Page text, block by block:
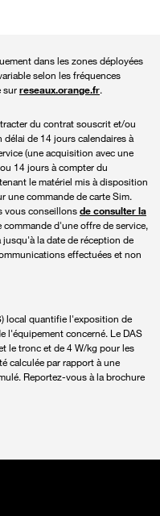
dans les zones déployées
selon les fréquences
surreseaux.orange.fr.
du contrat souscrit et/ou
de 14 jours calendaires à
(une acquisition avec une
14 jours à compter du
le matériel mis à disposition
une commande de carte Sim.
vous conseillonsde consulter la
commande d'une offre de service,
la date de réception de
effectuées et non
local quantifie l'exposition de
l'équipement concerné. Le DAS
le tronc et de 4 W/kg pour les
calculée par rapport à une
Reportez-vous à la brochure